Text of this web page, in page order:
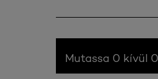
Mutassa 0 kívül 0